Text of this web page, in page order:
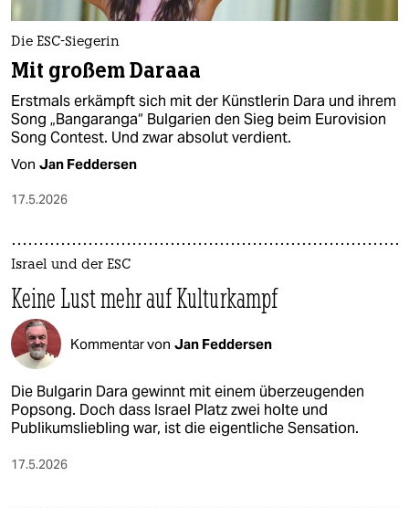
Die ESC-Siegerin
Mit großem Daraaa
Erstmals erkämpft sich mit der Künstlerin Dara und ihrem
Song „Bangaranga“ Bulgarien den Sieg beim Eurovision
Song Contest. Und zwar absolut verdient.
Von Jan Feddersen
17.5.2026
Israel und der ESC
Keine Lust mehr auf Kulturkampf
Kommentar von Jan Feddersen
Die Bulgarin Dara gewinnt mit einem überzeugenden
Popsong. Doch dass Israel Platz zwei holte und
Publikumsliebling war, ist die eigentliche Sensation.
17.5.2026